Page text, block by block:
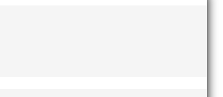
har bland annat fungerat som tränare inom